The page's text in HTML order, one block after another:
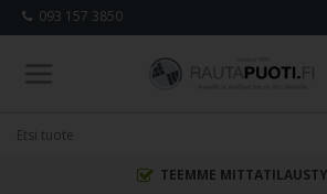
093 157 3850
TEEMME